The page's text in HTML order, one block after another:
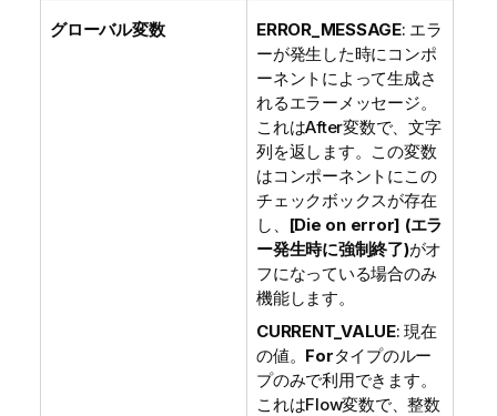
グローバル変数 ERROR_MESSAGE: エラ
ーが発生した時にコンポ
ーネントによって生成さ
れるエラーメッセージ。
これはAfter変数で、文字
列を返します。この変数
はコンポーネントにこの
チェックボックスが存在
し、 [Die on error] (エラ
ー発生時に強制終了)がオ
フになっている場合のみ
機能します。
CURRENT_VALUE: 現在
の値。 Forタイプのルー
プのみで利用できます。
これはFlow変数で、整数